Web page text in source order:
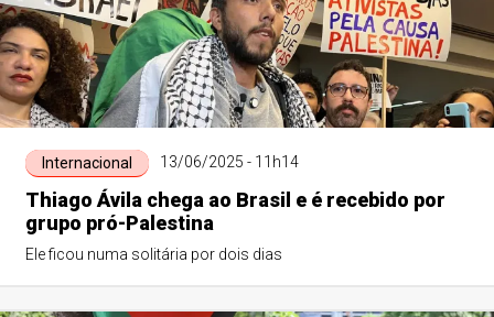
Internacional 13/06/2025 - 11h14
Thiago Ávila chega ao Brasil e é recebido por
grupo pró-Palestina
Ele ficou numa solitária por dois dias